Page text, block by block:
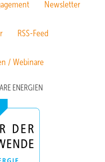
Newsletter
RSS-Feed
/ Webinare
ENERGIEN